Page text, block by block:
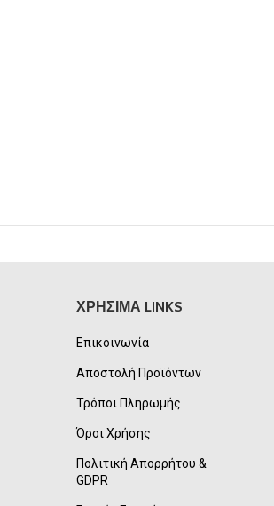
ΧΡΗΣΙΜΑ LINKS
Επικοινωνία
Αποστολή Προϊόντων
Τρόποι Πληρωμής
Όροι Χρήσης
Πολιτική Απορρήτου &
GDPR